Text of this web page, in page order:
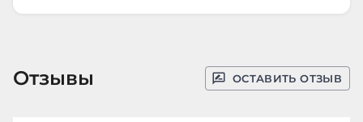
Отзывы ОСТАВИТЬ ОТЗЫВ